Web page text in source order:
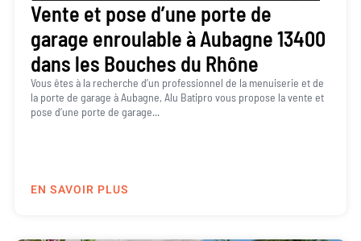
Vente et pose d’une porte de
garage enroulable à Aubagne 13400
dans les Bouches du Rhône
Vous êtes à la recherche d’un professionnel de la menuiserie et de
la porte de garage à Aubagne, Alu Batipro vous propose la vente et
pose d’une porte de garage...
EN SAVOIR PLUS